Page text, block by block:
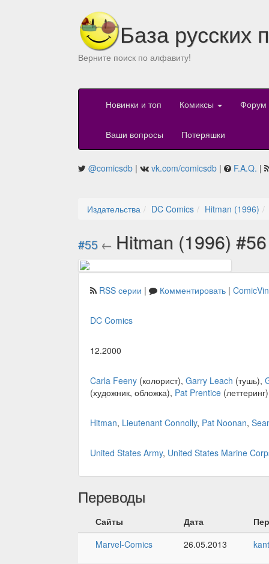
База русских
Верните поиск по алфавиту!
Новинки и топ Комиксы Форум
Ваши вопросы Потеряшки
@comicsdb | vk.com/comicsdb | F.A.Q. |
Издательства DC Comics Hitman (1996)
#55 ← Hitman (1996)
RSS серии | Комментировать |
DC Comics
12.2000
Carla Feeny (колорист), Garry Leach (тушь),
(художник, обложка), Pat Prentice
Hitman, Lieutenant Connolly, Pat Noonan,
United States Army, United States Marine
Переводы
Сайты Дата
Marvel-Comics
26.05.2013